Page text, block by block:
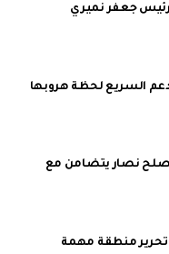
جعفر نميري
السريع لحظة هروبها
نصار يتضامن مع
منطقة مهمة